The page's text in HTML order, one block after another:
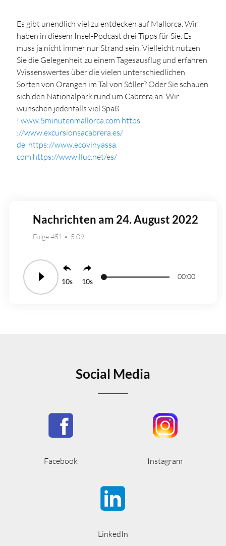
Es gibt unendlich viel zu entdecken auf Mallorca. Wir
haben in diesem Insel-Podcast drei Tipps für Sie. Es
muss ja nicht immer nur Strand sein. Vielleicht nutzen
Sie die Gelegenheit zu einem Tagesausflug und erfahren
Wissenswertes über die vielen unterschiedlichen
Sorten von Orangen im Tal von Sóller? Oder Sie schauen
sich den Nationalpark rund um Cabrera an. Wir
wünschen jedenfalls viel Spaß
! www.5minutenmallorca.com https
://www.excursionsacabrera.es/
de https://www.ecovinyassa.
com https://www.lluc.net/es/
Nachrichten am 24. August 2022
Folge 451 5:09
10 10
00:00
Social Media
Facebook Instagram
LinkedIn